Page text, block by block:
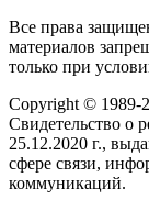
Все права
материалов
только при
Copyright ©
Свидетельство о
25.12.2020 г.,
сфере связи,
коммуникаций.